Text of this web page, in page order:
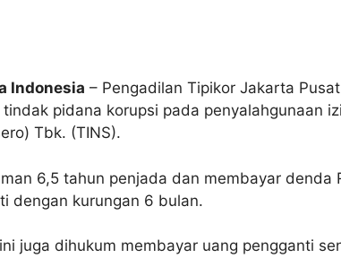
Indonesia – Pengadilan Tipikor Jakarta
pidana korupsi pada penyalahgunaan
Tbk. (TINS).
6,5 tahun penjada dan membayar denda
dengan kurungan 6 bulan.
juga dihukum membayar uang pengganti